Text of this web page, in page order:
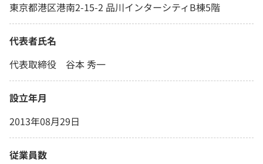
東京都港区港南2-15-2 品川インターシティB棟5階
代表者氏名
代表取締役 谷本 秀一
設立年月
2013年08月29日
従業員数